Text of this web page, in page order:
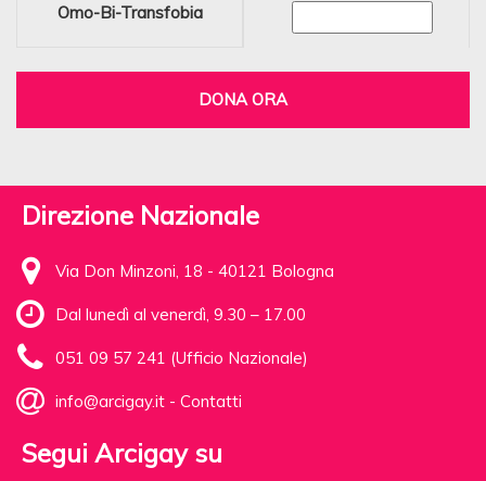
Omo-Bi-Transfobia
DONA ORA
Direzione Nazionale
Via Don Minzoni, 18 - 40121 Bologna
Dal lunedì al venerdì, 9.30 – 17.00
051 09 57 241 (Ufficio Nazionale)
info@arcigay.it - Contatti
Segui Arcigay su